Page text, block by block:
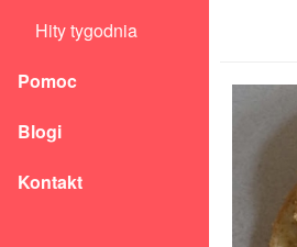
Hity tygodnia
Pomoc
Blogi
Kontakt